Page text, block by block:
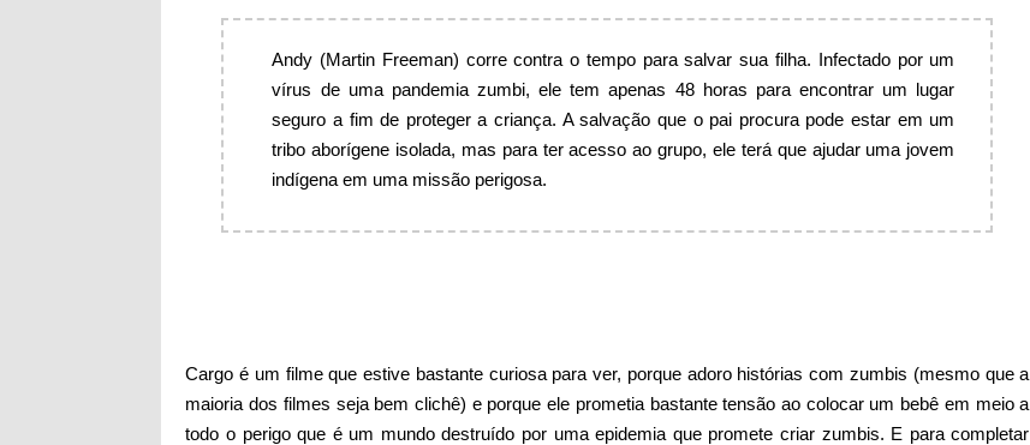
Andy (Martin Freeman) corre contra o tempo para salvar sua filha. Infectado por um
vírus de uma pandemia zumbi, ele tem apenas 48 horas para encontrar um lugar
seguro a fim de proteger a criança. A salvação que o pai procura pode estar em um
tribo aborígene isolada, mas para ter acesso ao grupo, ele terá que ajudar uma jovem
indígena em uma missão perigosa.
Cargo é um filme que estive bastante curiosa para ver, porque adoro histórias com zumbis (mesmo que a
maioria dos filmes seja bem clichê) e porque ele prometia bastante tensão ao colocar um bebê em meio a
todo o perigo que é um mundo destruído por uma epidemia que promete criar zumbis. E para completar